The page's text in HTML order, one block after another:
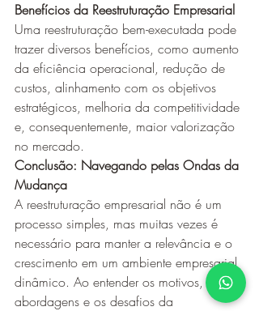
Benefícios da Reestruturação Empresarial
Uma reestruturação bem-executada pode
trazer diversos benefícios, como aumento
da eficiência operacional, redução de
custos, alinhamento com os objetivos
estratégicos, melhoria da competitividade
e, consequentemente, maior valorização
no mercado.
Conclusão: Navegando pelas Ondas da
Mudança
A reestruturação empresarial não é um
processo simples, mas muitas vezes é
necessário para manter a relevância e o
crescimento em um ambiente empresarial
dinâmico. Ao entender os motivos, as
abordagens e os desafios da